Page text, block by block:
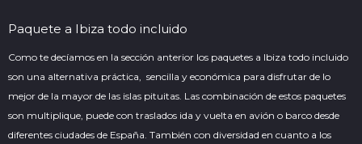
Paquete a Ibiza todo incluido
Como te decíamos en la sección anterior los paquetes a Ibiza todo incluido
son una alternativa práctica, sencilla y económica para disfrutar de lo
mejor de la mayor de las islas pituitas. Las combinación de estos paquetes
son multiplique, puede con traslados ida y vuelta en avión o barco desde
diferentes ciudades de España. También con diversidad en cuanto a los